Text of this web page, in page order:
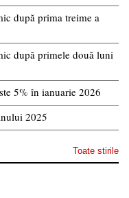
după prima treime a
după primele două luni
5% în ianuarie 2026
2025
Toate stirile